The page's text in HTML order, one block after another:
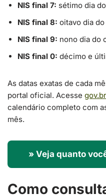
NIS final 7: sétimo dia
NIS final 8: oitavo dia
NIS final 9: nono dia do
NIS final 0: décimo e
As datas exatas de cada
portal oficial. Acesse
calendário completo com
mês.
» Veja quanto
Como